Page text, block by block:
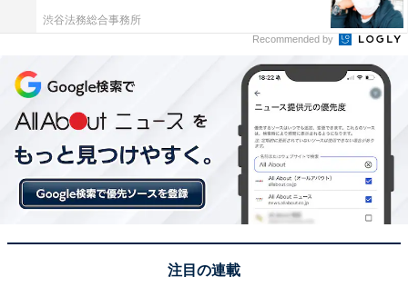
ラレーション機能などがあり、GPUを活用しています。
このハードウェアアクセラレーションなどの機能を切っ
渋谷法務総合事務所
Recommended by
注目の連載